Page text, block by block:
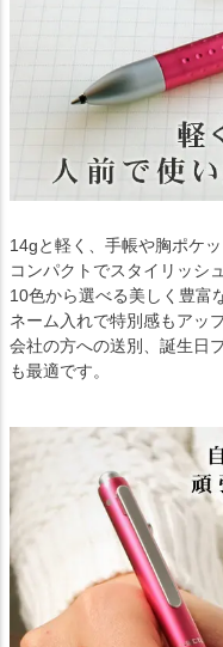
14gと軽く、手帳や胸ポケ
コンパクトでスタイリッシ
10色から選べる美しく豊富
ネーム入れで特別感もアッ
会社の方への送別、誕生日
も最適です。